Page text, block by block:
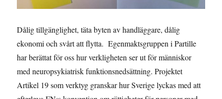
Dålig tillgänglighet, täta byten av handläggare, dålig
ekonomi och svårt att flytta. Egenmaktsgruppen i Partille
har berättat för oss hur verkligheten ser ut för människor
med neuropsykiatrisk funktionsnedsättning. Projektet
Artikel 19 som verktyg granskar hur Sverige lyckas med att